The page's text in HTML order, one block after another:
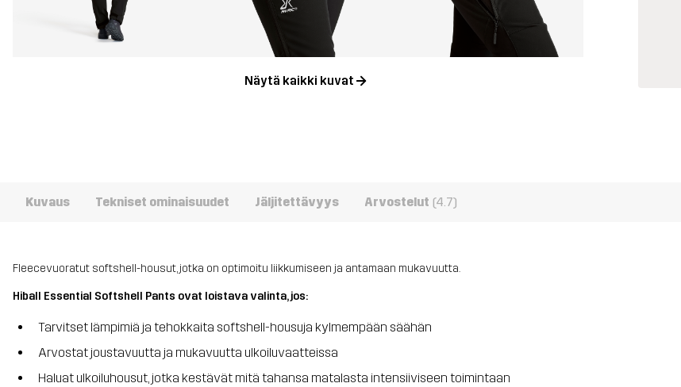
Näytä kaikki kuvat
Kuvaus Tekniset ominaisuudet Jäljitettävyys Arvostelut (4.7)
Fleecevuoratut softshell-housut, jotka on optimoitu liikkumiseen ja antamaan mukavuutta.
Hiball Essential Softshell Pants ovat loistava valinta, jos:
Tarvitset lämpimiä ja tehokkaita softshell-housuja kylmempään säähän
Arvostat joustavuutta ja mukavuutta ulkoiluvaatteissa
Haluat ulkoiluhousut, jotka kestävät mitä tahansa matalasta intensiiviseen toimintaan